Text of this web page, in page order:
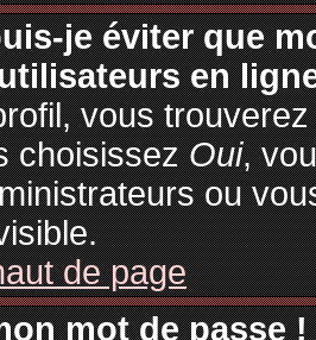
je éviter que
en
vous
choisissezOui,
ou
de page
mot de passe !